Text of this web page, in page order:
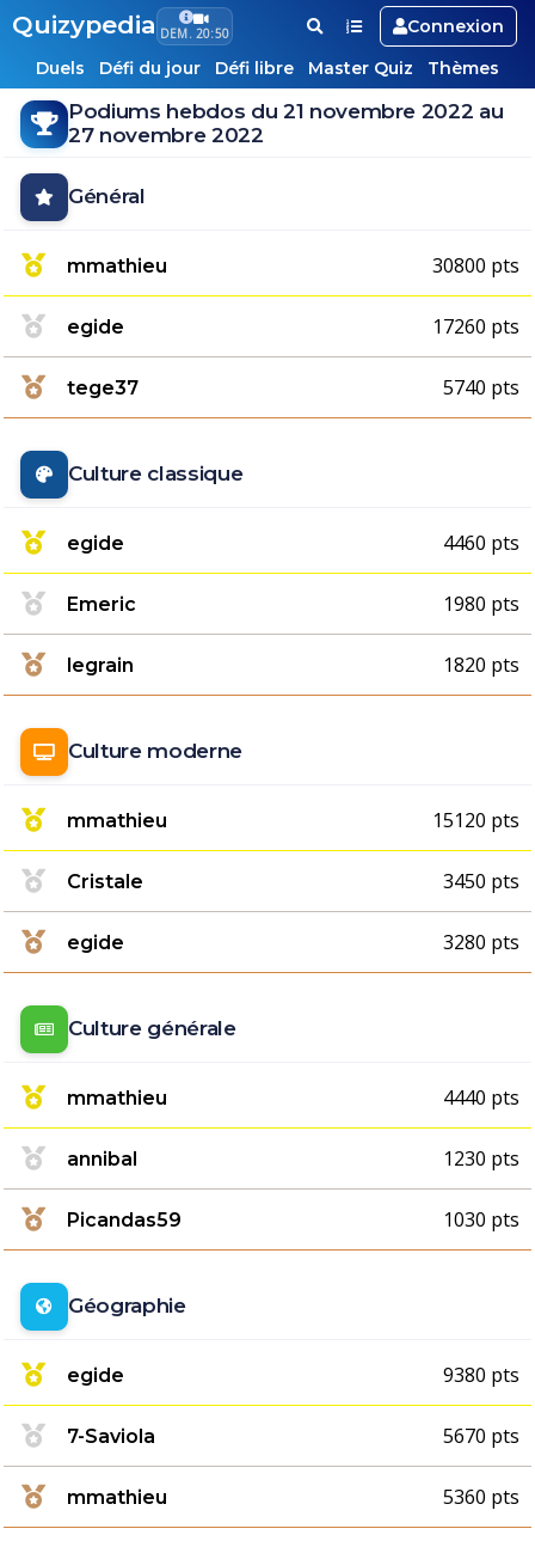
Quizypedia DEM. 20:50
Connexion
Duels
Défi du jour Défi libre Master Quiz Thèmes
Podiums hebdos du 21 novembre 2022 au
27 novembre 2022
Général
mmathieu 30800 pts
egide 17260 pts
tege37 5740 pts
Culture classique
egide 4460 pts
Emeric 1980 pts
legrain 1820 pts
Culture moderne
mmathieu 15120 pts
Cristale 3450 pts
egide 3280 pts
Culture générale
mmathieu 4440 pts
annibal 1230 pts
Picandas59 1030 pts
Géographie
egide 9380 pts
7-Saviola 5670 pts
mmathieu 5360 pts